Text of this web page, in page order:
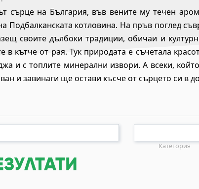
сърце на България, във вените му течен
Подбалканската котловина. На пръв поглед
своите дълбоки традиции, обичаи и
в кътче от рая. Тук природата е съчетала
и с топлите минерални извори. А всеки,
и завинаги ще остави късче от сърцето си в
Категория